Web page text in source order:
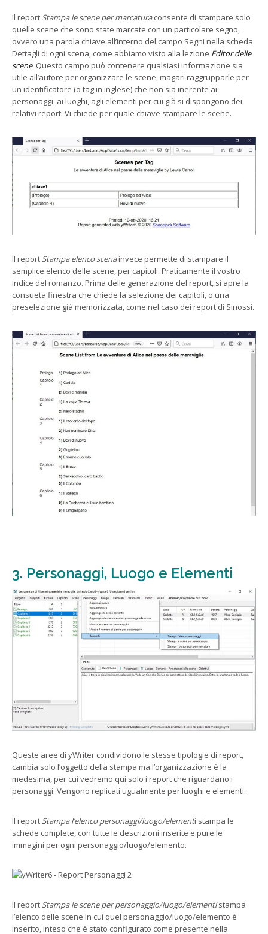
Il report Stampa le scene per marcaturaconsente di stampare solo
quelle scene che sono state marcate con un particolare segno,
ovvero una parola chiave all’interno del campo Segni nella scheda
Dettagli di ogni scena, come abbiamo visto alla lezione Editor delle
scene. Questo campo può contenere qualsiasi informazione sia
utile all’autore per organizzare le scene, magari raggrupparle per
un identificatore (o tag in inglese) che non sia inerente ai
personaggi, ai luoghi, agli elementi per cui già si dispongono dei
relativi report. Vi chiede per quale chiave stampare le scene.
Il report Stampa elenco scenainvece permette di stampare il
semplice elenco delle scene, per capitoli. Praticamente il vostro
indice del romanzo. Prima delle generazione del report, si apre la
consueta finestra che chiede la selezione dei capitoli, o una
preselezione già memorizzata, come nel caso dei report di Sinossi.
3. Personaggi, Luogo e Elementi
Queste aree di yWriter condividono le stesse tipologie di report,
cambia solo l’oggetto della stampa ma l’organizzazione è la
medesima, per cui vedremo qui solo i report che riguardano i
personaggi. Vengono replicati ugualmente per luoghi e elementi.
Il report Stampa l’elenco personaggi/luogo/elementi stampa le
schede complete, con tutte le descrizioni inserite e pure le
immagini per ogni personaggio/luogo/elemento.
Il report Stampa le scene per personaggio/luogo/elementistampa
l’elenco delle scene in cui quel personaggio/luogo/elemento è
inserito, inteso che è stato configurato come presente nella